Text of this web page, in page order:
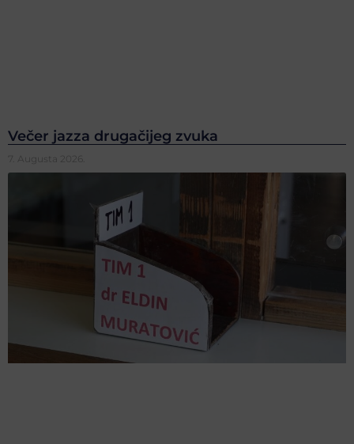
Večer jazza drugačijeg zvuka
7. Augusta 2026.